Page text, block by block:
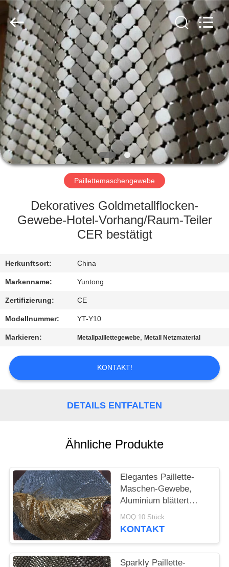
HAUS
PRODUKTE
ÜBER
UNS
FABRIK-
AUSFLUG
QUALITÄTSKONTROLLE
SIE
MIT
UNS
IN
VERBINDUNG
NACHRICHTEN
FORDERN
SITEMAP
DATENSCHUTZRICHTLINIE
Metal
Mesh
Co.,Ltd.
Rights
Reserved.
Paillettemaschengewebe
Dekoratives Goldmetallflocken-
Gewebe-Hotel-Vorhang/Raum-Teiler
CER bestätigt
Herkunftsort: China
Markenname: Yuntong
Zertifizierung: CE
Modellnummer: YT-Y10
Markieren: Metallpaillettegewebe,Metall Netzmaterial
KONTAKT!
DETAILS ENTFALTEN
Ähnliche Produkte
Elegantes Paillette-
Maschen-Gewebe,
Aluminium blättert
Verbindungs-
Metallmaschen-
MOQ:10 Stück
KONTAKT
Sparkly Paillette-